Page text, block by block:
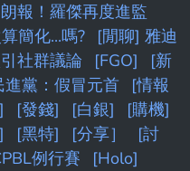
報！羅傑再度進監
簡化...嗎?
[閒聊] 雅迪
社群議論
[FGO]
[新
黨：假冒元首
[情報
[發錢] [白銀]
[購機]
[黑特] [分享］
[討
例行賽
[Holo]